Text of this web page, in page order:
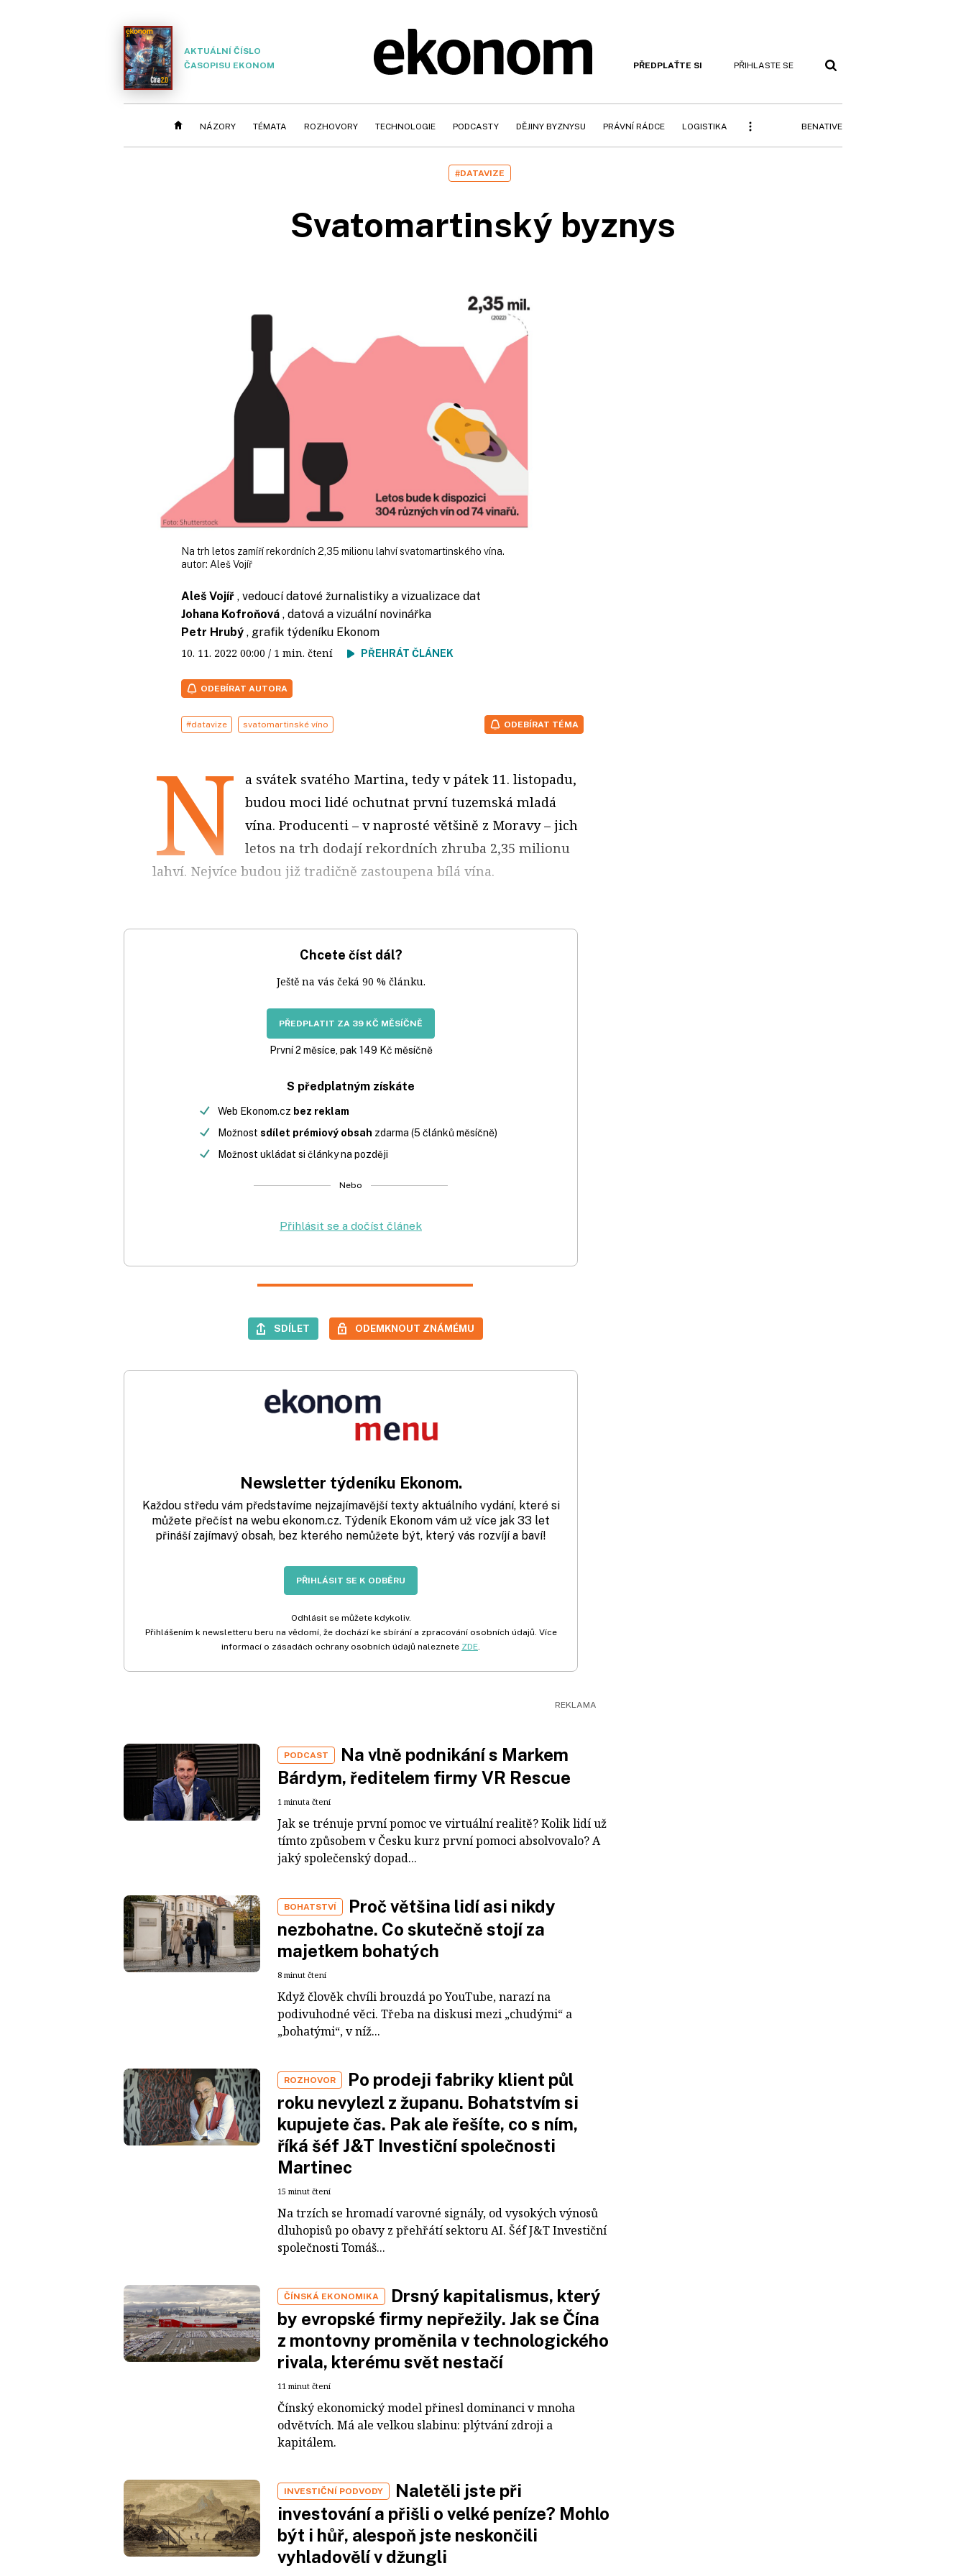
AKTUÁLNÍ ČÍSLO
ČASOPISU EKONOM
PŘEDPLAŤTE SI PŘIHLASTE SE
NÁZORY TÉMATA ROZHOVORY TECHNOLOGIE PODCASTY DĚJINY BYZNYSU PRÁVNÍ RÁDCE LOGISTIKA BENATIVE
#DATAVIZE
Svatomartinský byznys
Na trh letos zamíří rekordních 2,35 milionu lahví svatomartinského vína.
autor: Aleš Vojíř
Aleš Vojíř , vedoucí datové žurnalistiky a vizualizace dat
Johana Kofroňová , datová a vizuální novinářka
Petr Hrubý , grafik týdeníku Ekonom
10. 11. 2022 00:00 / 1 min. čtení PŘEHRÁT ČLÁNEK
ODEBÍRAT AUTORA
#datavize svatomartinské víno ODEBÍRAT TÉMA
N
a svátek svatého Martina, tedy v pátek 11. listopadu,
budou moci lidé ochutnat první tuzemská mladá
vína. Producenti – v naprosté většině z Moravy – jich
letos na trh dodají rekordních zhruba 2,35 milionu
lahví. Nejvíce budou již tradičně zastoupena bílá vína.
Chcete číst dál?
Ještě na vás čeká 90 % článku.
PŘEDPLATIT ZA 39 KČ MĚSÍČNĚ
První 2 měsíce, pak 149 Kč měsíčně
S předplatným získáte
Web Ekonom.cz bez reklam
Možnost sdílet prémiový obsah zdarma (5 článků měsíčně)
Možnost ukládat si články na později
Nebo
Přihlásit se a dočíst článek
SDÍLET ODEMKNOUT ZNÁMÉMU
Newsletter týdeníku Ekonom.
Každou středu vám představíme nejzajímavější texty aktuálního vydání, které si
můžete přečíst na webu ekonom.cz. Týdeník Ekonom vám už více jak 33 let
přináší zajímavý obsah, bez kterého nemůžete být, který vás rozvíjí a baví!
PŘIHLÁSIT SE K ODBĚRU
Odhlásit se můžete kdykoliv.
Přihlášením k newsletteru beru na vědomí, že dochází ke sbírání a zpracování osobních údajů. Více
informací o zásadách ochrany osobních údajů naleznete ZDE
PODCAST
Na vlně podnikání s Markem
Bárdym, ředitelem firmy VR Rescue
1 minuta čtení
Jak se trénuje první pomoc ve virtuální realitě? Kolik lidí už
tímto způsobem v Česku kurz první pomoci absolvovalo? A
jaký společenský dopad...
BOHATSTVÍ
Proč většina lidí asi nikdy
nezbohatne. Co skutečně stojí za
majetkem bohatých
8 minut čtení
Když člověk chvíli brouzdá po YouTube, narazí na
podivuhodné věci. Třeba na diskusi mezi „chudými“ a
„bohatými“, v níž...
ROZHOVOR
Po prodeji fabriky klient půl
roku nevylezl z županu. Bohatstvím si
kupujete čas. Pak ale řešíte, co s ním,
říká šéf J&T Investiční společnosti
Martinec
15 minut čtení
Na trzích se hromadí varovné signály, od vysokých výnosů
dluhopisů po obavy z přehřátí sektoru AI. Šéf J&T Investiční
společnosti Tomáš...
ČÍNSKÁ EKONOMIKA
Drsný kapitalismus, který
by evropské firmy nepřežily. Jak se Čína
z montovny proměnila v technologického
rivala, kterému svět nestačí
11 minut čtení
Čínský ekonomický model přinesl dominanci v mnoha
odvětvích. Má ale velkou slabinu: plýtvání zdroji a
kapitálem.
INVESTIČNÍ PODVODY
Naletěli jste při
investování a přišli o velké peníze? Mohlo
být i hůř, alespoň jste neskončili
vyhladovělí v džungli